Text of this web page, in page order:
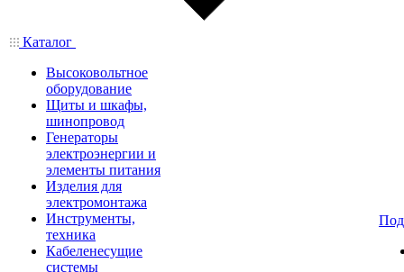
Каталог
Высоковольтное
оборудование
Щиты и шкафы,
шинопровод
Генераторы
электроэнергии и
элементы питания
Изделия для
электромонтажа
Инструменты,
техника
Кабеленесущие
системы